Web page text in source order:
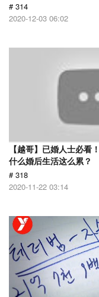
# 314
2020-12-03 06:02
【越哥】已婚人士必看
什么婚后生活这么累？
# 318
2020-11-22 03:14